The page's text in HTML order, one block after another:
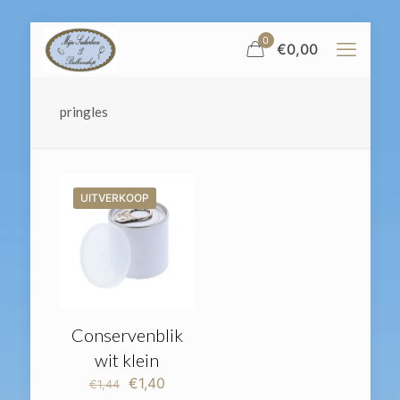
0 €0,00
pringles
UITVERKOOP
Conservenblik
wit klein
€1,44
Oorspronkelijke
€1,40Huidige